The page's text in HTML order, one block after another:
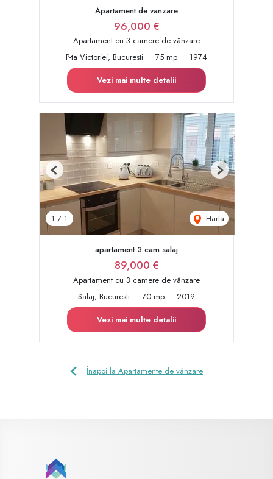
Apartament de vanzare
96,000 €
Apartament cu 3 camere de vânzare
P-ta Victoriei, Bucuresti
75 mp
1974
Vezi mai multe detalii
1 / 1 Harta
Previous Next
apartament 3 cam salaj
89,000 €
Apartament cu 3 camere de vânzare
Salaj, Bucuresti
70 mp
2019
Vezi mai multe detalii
Înapoi la Apartamente de vânzare